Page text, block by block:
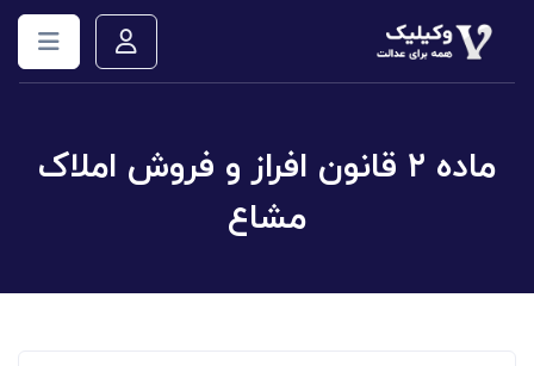
ماده ۲ قانون افراز و فروش املاک
مشاع